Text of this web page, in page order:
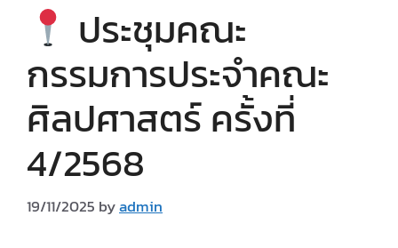
ประชุมคณะ
กรรมการประจำคณะ
ศิลปศาสตร์ ครั้งที่
4/2568
19/11/2025 byadmin